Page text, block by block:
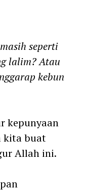
seperti
lalim? Atau
kebun
kepunyaan
kita buat
Allah ini.